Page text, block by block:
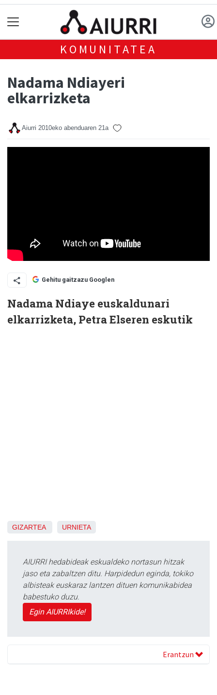
KOMUNITATEA
Nadama Ndiayeri
elkarrizketa
Aiurri 2010eko abenduaren 21a
Gehitu gaitzazu Googlen
Nadama Ndiaye euskaldunari
elkarrizketa, Petra Elseren eskutik
GIZARTEA URNIETA
AIURRI hedabideak eskualdeko nortasun hitzak
jaso eta zabaltzen ditu. Harpidedun eginda, tokiko
albisteak euskaraz lantzen dituen komunikabidea
babestuko duzu.
Egin AIURRIkide!
Erantzun